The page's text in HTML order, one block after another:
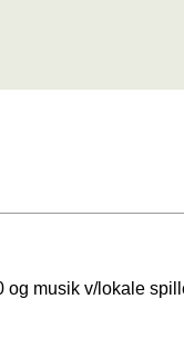
og musik v/lokale